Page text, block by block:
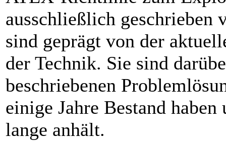
ausschließlich geschrieben
sind geprägt von der
der Technik. Sie sind
beschriebenen
einige Jahre Bestand
lange anhält.